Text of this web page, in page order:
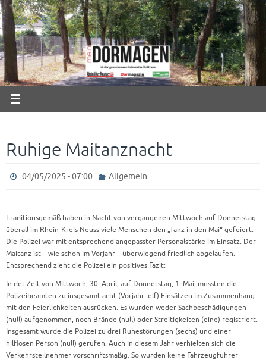
Zum
Inhalt
springen
Ruhige Maitanznacht
04/05/2025 - 07:00 Allgemein
Traditionsgemäß haben in Nacht von vergangenen Mittwoch auf Donnerstag
überall im Rhein-Kreis Neuss viele Menschen den „Tanz in den Mai“ gefeiert.
Die Polizei war mit entsprechend angepasster Personalstärke im Einsatz. Der
Maitanz ist – wie schon im Vorjahr – überwiegend friedlich abgelaufen.
Entsprechend zieht die Polizei ein positives Fazit:
In der Zeit von Mittwoch, 30. April, auf Donnerstag, 1. Mai, mussten die
Polizeibeamten zu insgesamt acht (Vorjahr: elf) Einsätzen im Zusammenhang
mit den Feierlichkeiten ausrücken. Es wurden weder Sachbeschädigungen
(null) aufgenommen, noch Brände (null) oder Streitigkeiten (eine) registriert.
Insgesamt wurde die Polizei zu drei Ruhestörungen (sechs) und einer
hilflosen Person (null) gerufen. Auch in diesem Jahr verhielten sich die
Verkehrsteilnehmer vorschriftsmäßig. So wurden keine Fahrzeugführer